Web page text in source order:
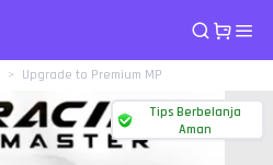
Upgrade to Premium MP
Tips Berbelanja
Aman